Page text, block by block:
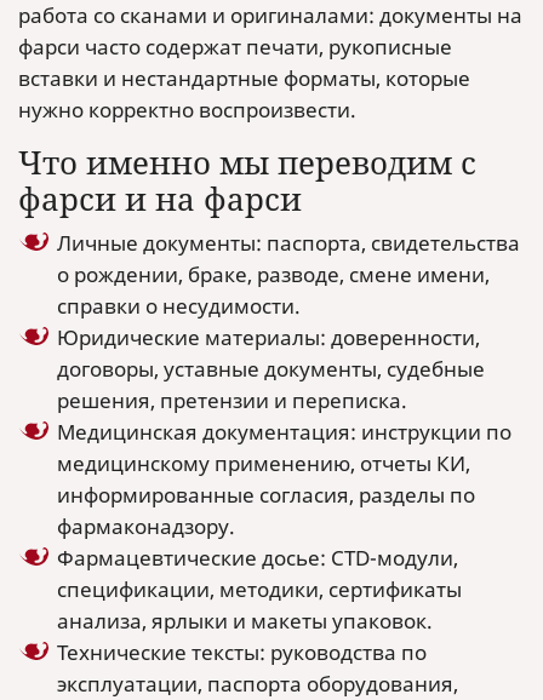
работа со сканами и оригиналами: документы на
фарси часто содержат печати, рукописные
вставки и нестандартные форматы, которые
нужно корректно воспроизвести.
Что именно мы переводим с
фарси и на фарси
Личные документы: паспорта, свидетельства
о рождении, браке, разводе, смене имени,
справки о несудимости.
Юридические материалы: доверенности,
договоры, уставные документы, судебные
решения, претензии и переписка.
Медицинская документация: инструкции по
медицинскому применению, отчеты КИ,
информированные согласия, разделы по
фармаконадзору.
Фармацевтические досье: CTD-модули,
спецификации, методики, сертификаты
анализа, ярлыки и макеты упаковок.
Технические тексты: руководства по
эксплуатации, паспорта оборудования,